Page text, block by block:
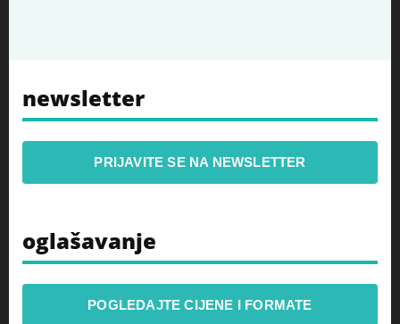
newsletter
PRIJAVITE SE NA NEWSLETTER
oglašavanje
POGLEDAJTE CIJENE I FORMATE